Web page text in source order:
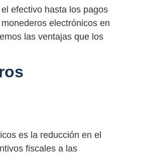
efectivo hasta los pagos
electrónicos en
las ventajas que los
es la reducción en el
fiscales a las